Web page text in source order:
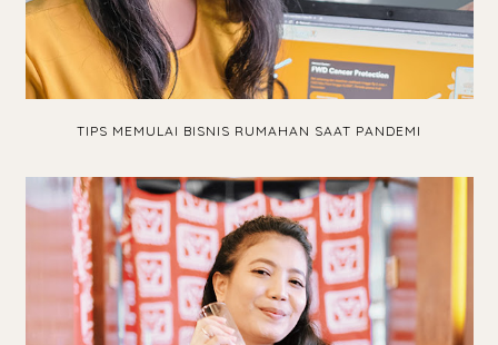
TIPS MEMULAI BISNIS RUMAHAN SAAT PANDEMI